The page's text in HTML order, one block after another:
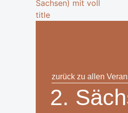
zurück zu allen
2.